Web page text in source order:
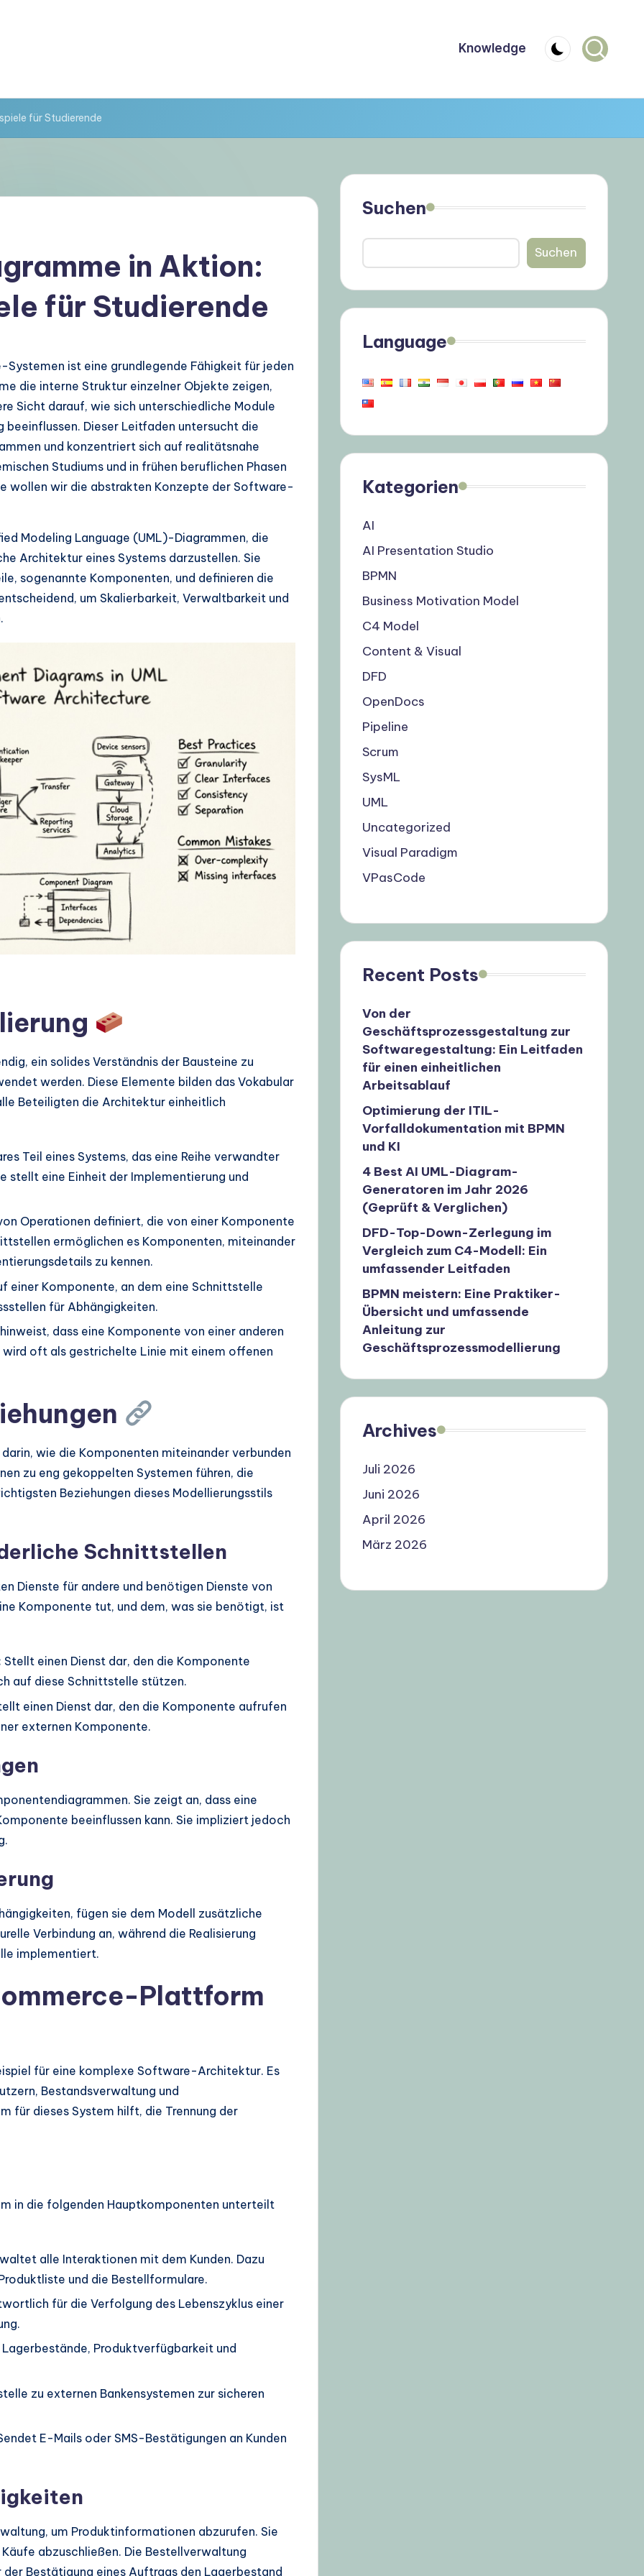
Knowledge
für Studierende
in Aktion:
für Studierende
ist eine grundlegende Fähigkeit für jeden
die interne Struktur einzelner Objekte zeigen,
Sicht darauf, wie sich unterschiedliche Module
Dieser Leitfaden untersucht die
und konzentriert sich auf realitätsnahe
Studiums und in frühen beruflichen Phasen
wollen wir die abstrakten Konzepte der Software-
Modeling Language (UML)-Diagrammen, die
Architektur eines Systems darzustellen. Sie
sogenannte Komponenten, und definieren die
um Skalierbarkeit, Verwaltbarkeit und
ein solides Verständnis der Bausteine zu
werden. Diese Elemente bilden das Vokabular
Beteiligten die Architektur einheitlich
Teil eines Systems, das eine Reihe verwandter
stellt eine Einheit der Implementierung und
Operationen definiert, die von einer Komponente
ermöglichen es Komponenten, miteinander
zu kennen.
einer Komponente, an dem eine Schnittstelle
für Abhängigkeiten.
dass eine Komponente von einer anderen
oft als gestrichelte Linie mit einem offenen
wie die Komponenten miteinander verbunden
zu eng gekoppelten Systemen führen, die
Beziehungen dieses Modellierungsstils
Schnittstellen
Dienste für andere und benötigen Dienste von
Komponente tut, und dem, was sie benötigt, ist
Stellt einen Dienst dar, den die Komponente
auf diese Schnittstelle stützen.
einen Dienst dar, den die Komponente aufrufen
externen Komponente.
Sie zeigt an, dass eine
beeinflussen kann. Sie impliziert jedoch
fügen sie dem Modell zusätzliche
Verbindung an, während die Realisierung
implementiert.
Plattform
für eine komplexe Software-Architektur. Es
Bestandsverwaltung und
für dieses System hilft, die Trennung der
in die folgenden Hauptkomponenten unterteilt
alle Interaktionen mit dem Kunden. Dazu
und die Bestellformulare.
für die Verfolgung des Lebenszyklus einer
Produktverfügbarkeit und
zu externen Bankensystemen zur sicheren
E-Mails oder SMS-Bestätigungen an Kunden
um Produktinformationen abzurufen. Sie
abzuschließen. Die Bestellverwaltung
Bestätigung eines Auftrags den Lagerbestand
Suchen
Suchen
Language
Kategorien
AI
AI Presentation Studio
BPMN
Business Motivation Model
C4 Model
Content & Visual
DFD
OpenDocs
Pipeline
Scrum
SysML
UML
Uncategorized
Visual Paradigm
VPasCode
Recent Posts
Von der
Geschäftsprozessgestaltung zur
Softwaregestaltung: Ein Leitfaden
für einen einheitlichen
Arbeitsablauf
Optimierung der ITIL-
Vorfalldokumentation mit BPMN
und KI
4 Best AI UML-Diagram-
Generatoren im Jahr 2026
(Geprüft & Verglichen)
DFD-Top-Down-Zerlegung im
Vergleich zum C4-Modell: Ein
umfassender Leitfaden
BPMN meistern: Eine Praktiker-
Übersicht und umfassende
Anleitung zur
Geschäftsprozessmodellierung
Archives
Juli 2026
Juni 2026
April 2026
März 2026